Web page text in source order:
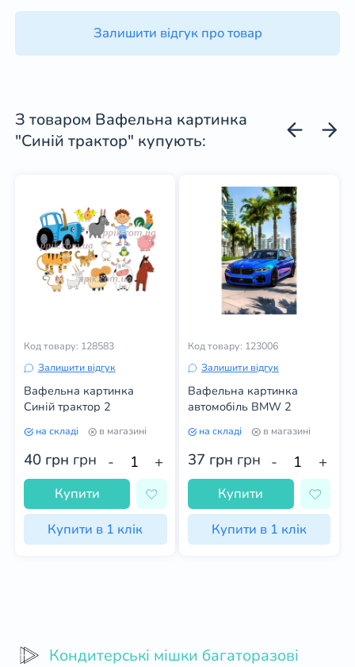
Залишити відгук про товар
З товаром Вафельна картинка
"Синій трактор" купують:
Код товару: 128583
Залишити відгук
Вафельна картинка
Синій трактор 2
на складі в магазині
40 грн грн - +
Купити
Купити в 1 клік
Код товару: 123006
Залишити відгук
Вафельна картинка
автомобіль BMW 2
на складі в магазині
37 грн грн - +
Купити
Купити в 1 клік
Кондитерські мішки багаторазові